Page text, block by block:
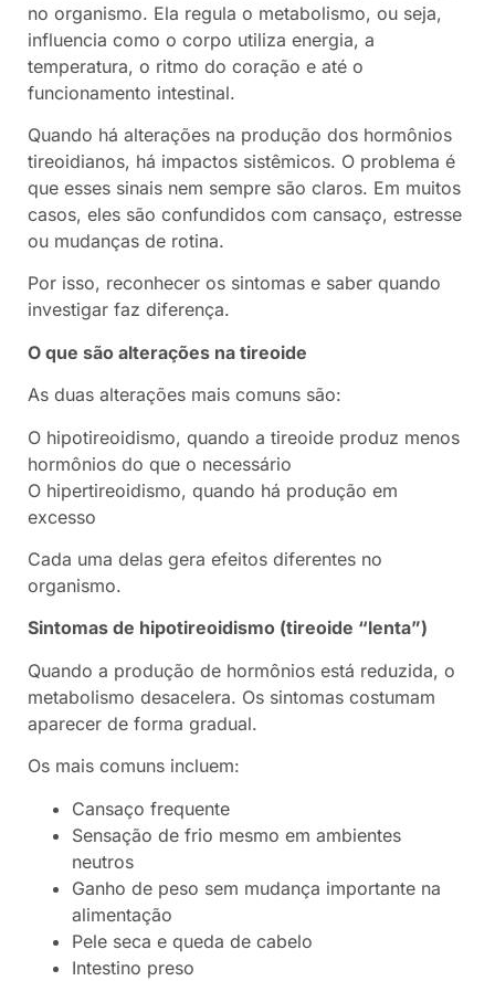
no organismo. Ela regula o metabolismo, ou seja,
influencia como o corpo utiliza energia, a
temperatura, o ritmo do coração e até o
funcionamento intestinal.
Quando há alterações na produção dos hormônios
tireoidianos, há impactos sistêmicos. O problema é
que esses sinais nem sempre são claros. Em muitos
casos, eles são confundidos com cansaço, estresse
ou mudanças de rotina.
Por isso, reconhecer os sintomas e saber quando
investigar faz diferença.
O que são alterações na tireoide
As duas alterações mais comuns são:
O hipotireoidismo, quando a tireoide produz menos
hormônios do que o necessário
O hipertireoidismo, quando há produção em
excesso
Cada uma delas gera efeitos diferentes no
organismo.
Sintomas de hipotireoidismo (tireoide “lenta”)
Quando a produção de hormônios está reduzida, o
metabolismo desacelera. Os sintomas costumam
aparecer de forma gradual.
Os mais comuns incluem:
Cansaço frequente
Sensação de frio mesmo em ambientes
neutros
Ganho de peso sem mudança importante na
alimentação
Pele seca e queda de cabelo
Intestino preso